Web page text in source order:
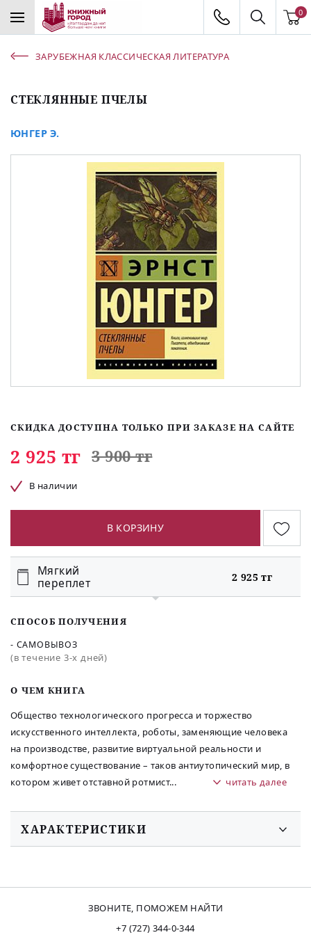
0
ЗАРУБЕЖНАЯ КЛАССИЧЕСКАЯ ЛИТЕРАТУРА
СТЕКЛЯННЫЕ ПЧЕЛЫ
ЮНГЕР Э.
O ЧЕМ КНИГА
Общество технологического прогресса и торжество
искусственного интеллекта, роботы, заменяющие человека
на производстве, развитие виртуальной реальности и
комфортное существование – таков антиутопический мир, в
котором живет отставной ротмист... читать далее
СКИДКА ДОСТУПНА ТОЛЬКО ПРИ ЗАКАЗЕ НА САЙТЕ
2 925 тг 3 900 тг
В наличии
В КОРЗИНУ
Мягкий
переплет
2 925 тг
СПОСОБ ПОЛУЧЕНИЯ
- САМОВЫВОЗ
(в течение 3-х дней)
ХАРАКТЕРИСТИКИ
ЗВОНИТЕ, ПОМОЖЕМ НАЙТИ
+7 (727) 344-0-344